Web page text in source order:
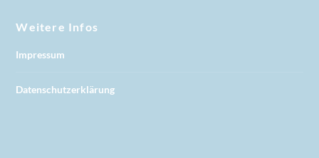
Weitere Infos
Impressum
Datenschutzerklärung